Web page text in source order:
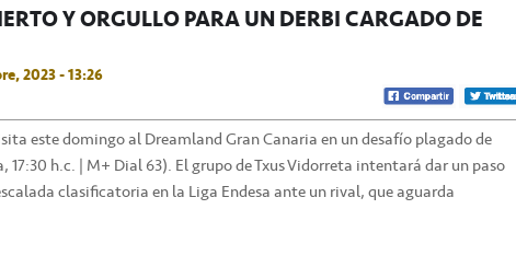
Y ORGULLO PARA UN DERBI CARGADO DE
2023 - 13:26
este domingo al Dreamland Gran Canaria en un desafío plagado de
17:30 h.c. | M+ Dial 63). El grupo de Txus Vidorreta intentará dar un paso
clasificatoria en la Liga Endesa ante un rival, que aguarda